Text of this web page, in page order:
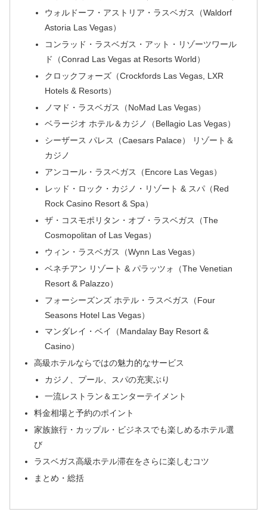
ウォルドーフ・アストリア・ラスベガス（Waldorf
Astoria Las Vegas）
コンラッド・ラスベガス・アット・リゾーツワール
ド（Conrad Las Vegas at Resorts World）
クロックフォーズ（Crockfords Las Vegas, LXR
Hotels & Resorts）
ノマド・ラスベガス（NoMad Las Vegas）
ベラージオ ホテル＆カジノ（Bellagio Las Vegas）
シーザース パレス（Caesars Palace） リゾート＆
カジノ
アンコール・ラスベガス（Encore Las Vegas）
レッド・ロック・カジノ・リゾート & スパ（Red
Rock Casino Resort & Spa）
ザ・コスモポリタン・オブ・ラスベガス（The
Cosmopolitan of Las Vegas）
ウィン・ラスベガス（Wynn Las Vegas）
ベネチアン リゾート & パラッツォ（The Venetian
Resort & Palazzo）
フォーシーズンズ ホテル・ラスベガス（Four
Seasons Hotel Las Vegas）
マンダレイ・ベイ（Mandalay Bay Resort &
Casino）
高級ホテルならではの魅力的なサービス
カジノ、プール、スパの充実ぶり
一流レストラン＆エンターテイメント
料金相場と予約のポイント
家族旅行・カップル・ビジネスでも楽しめるホテル選
び
ラスベガス高級ホテル滞在をさらに楽しむコツ
まとめ・総括